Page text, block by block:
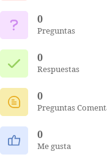
0
Preguntas
0
Respuestas
0
Preguntas
0
Me gusta